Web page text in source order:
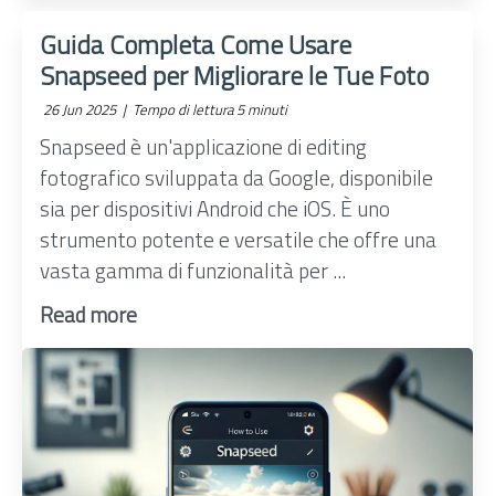
Guida Completa Come Usare
Snapseed per Migliorare le Tue Foto
26 Jun 2025 | Tempo di lettura 5 minuti
Snapseed è un'applicazione di editing
fotografico sviluppata da Google, disponibile
sia per dispositivi Android che iOS. È uno
strumento potente e versatile che offre una
vasta gamma di funzionalità per ...
Read more